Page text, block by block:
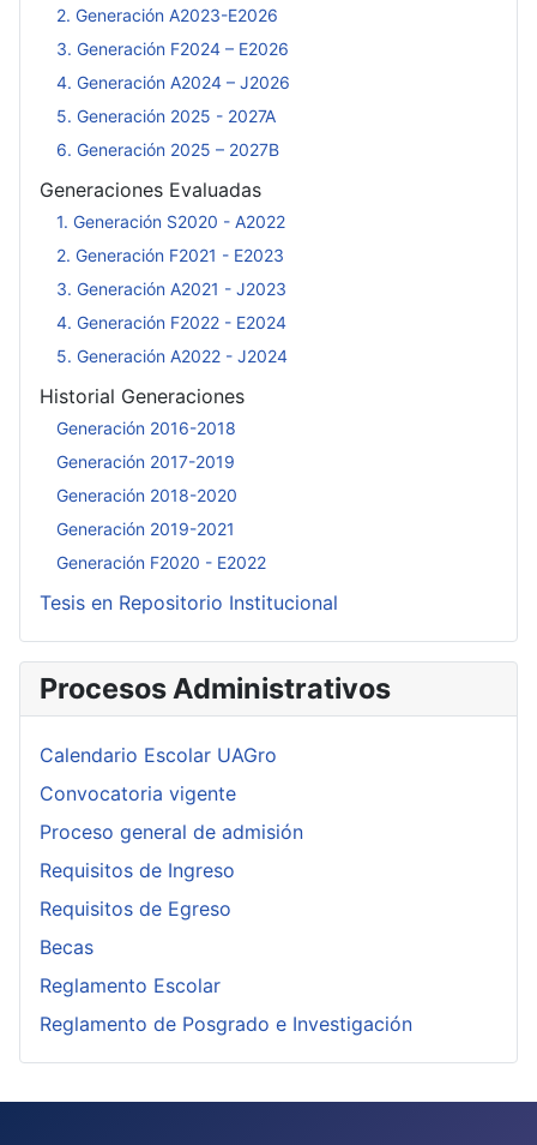
2. Generación A2023-E2026
3. Generación F2024 – E2026
4. Generación A2024 – J2026
5. Generación 2025 - 2027A
6. Generación 2025 – 2027B
Generaciones Evaluadas
1. Generación S2020 - A2022
2. Generación F2021 - E2023
3. Generación A2021 - J2023
4. Generación F2022 - E2024
5. Generación A2022 - J2024
Historial Generaciones
Generación 2016-2018
Generación 2017-2019
Generación 2018-2020
Generación 2019-2021
Generación F2020 - E2022
Tesis en Repositorio Institucional
Procesos Administrativos
Calendario Escolar UAGro
Convocatoria vigente
Proceso general de admisión
Requisitos de Ingreso
Requisitos de Egreso
Becas
Reglamento Escolar
Reglamento de Posgrado e Investigación